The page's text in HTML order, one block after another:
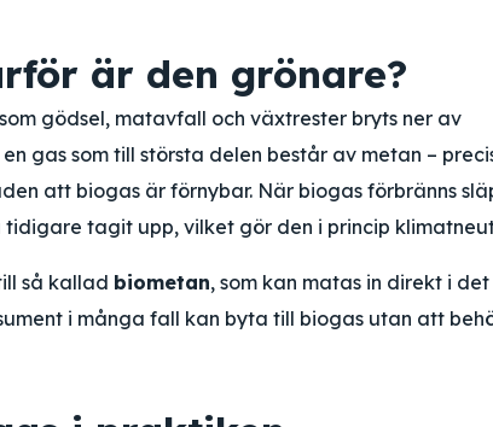
är den grönare?
gödsel, matavfall och växtrester bryts ner av
gas som till största delen består av metan –
att biogas är förnybar. När biogas förbränns
tagit upp, vilket gör den i princip
så kallad biometan, som kan matas in direkt i det
i många fall kan byta till biogas utan att